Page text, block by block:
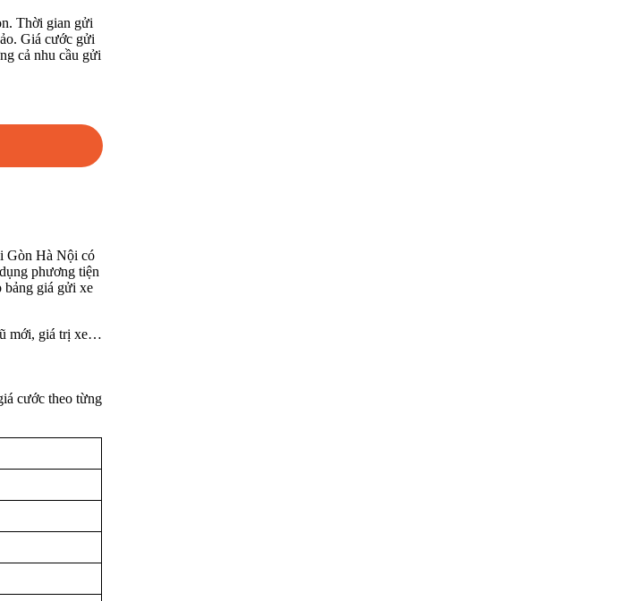
Thời gian gửi
Giá cước gửi
cả nhu cầu gửi
Gòn Hà Nội có
phương tiện
bảng giá gửi xe
mới, giá trị xe…
cước theo từng